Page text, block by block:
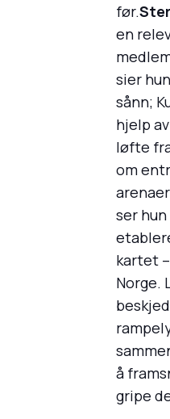
før.
en
sier
sånn;
hjelp
løfte
om
ser
kartet
Norge.
å
gripe